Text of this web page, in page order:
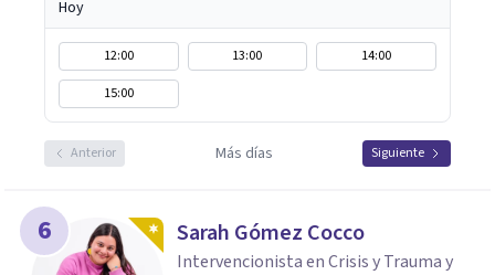
Hoy
12:00 13:00
14:00
15:00
Anterior Más días Siguiente
6 Sarah Gómez Cocco
Intervencionista en Crisis y Trauma y